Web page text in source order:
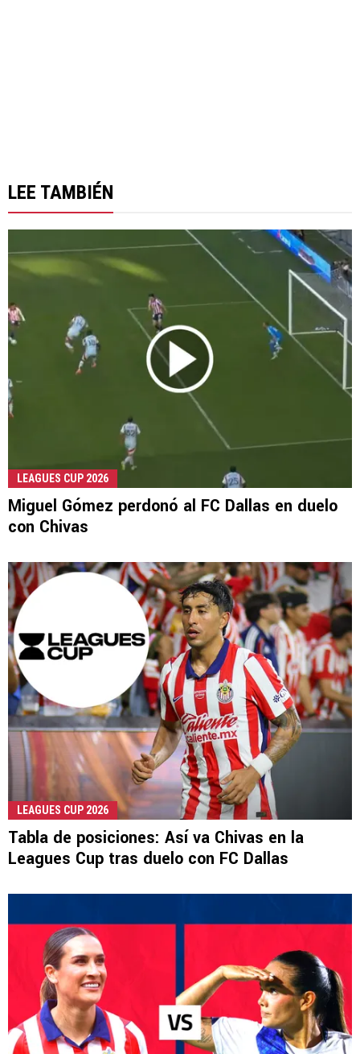
LEE TAMBIÉN
LEAGUES CUP 2026
Miguel Gómez perdonó al FC Dallas en duelo
con Chivas
LEAGUES CUP 2026
Tabla de posiciones: Así va Chivas en la
Leagues Cup tras duelo con FC Dallas